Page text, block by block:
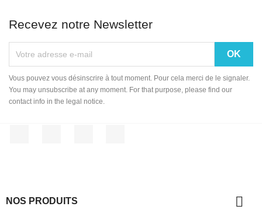
Recevez notre Newsletter
Vous pouvez vous désinscrire à tout moment. Pour cela merci de le signaler.
You may unsubscribe at any moment. For that purpose, please find our
contact info in the legal notice.
NOS PRODUITS 